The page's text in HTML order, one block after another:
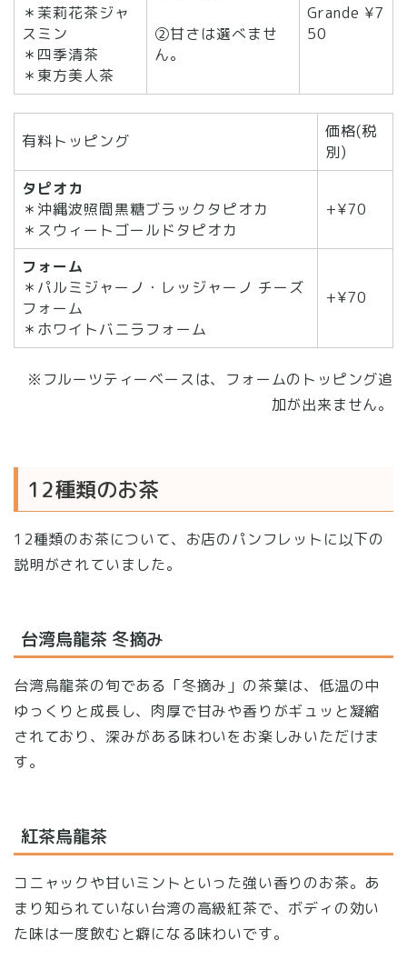
＊茉莉花茶ジャ
スミン
＊四季清茶
＊東方美人茶
②甘さは選べませ
ん。
Grande ¥7
50
有料トッピング
価格(税
別)
タピオカ
＊沖縄波照間黒糖ブラックタピオカ
＊スウィートゴールドタピオカ
+¥70
フォーム
＊パルミジャーノ・レッジャーノ チーズ
フォーム
＊ホワイトバニラフォーム
+¥70
※フルーツティーベースは、フォームのトッピング追
加が出来ません。
12種類のお茶
12種類のお茶について、お店のパンフレットに以下の
説明がされていました。
台湾烏龍茶 冬摘み
台湾烏龍茶の旬である「冬摘み」の茶葉は、低温の中
ゆっくりと成長し、肉厚で甘みや香りがギュッと凝縮
されており、深みがある味わいをお楽しみいただけま
す。
紅茶烏龍茶
コニャックや甘いミントといった強い香りのお茶。あ
まり知られていない台湾の高級紅茶で、ボディの効い
た味は一度飲むと癖になる味わいです。